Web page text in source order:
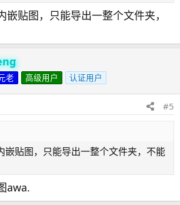
嵌贴图，只能导出一整个文件夹，
老 高级用户 认证用户
#5
嵌贴图，只能导出一整个文件夹，不能
awa.